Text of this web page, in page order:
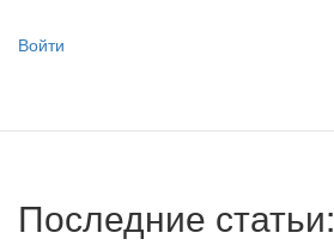
Меню
записи
Войти
Последние статьи: